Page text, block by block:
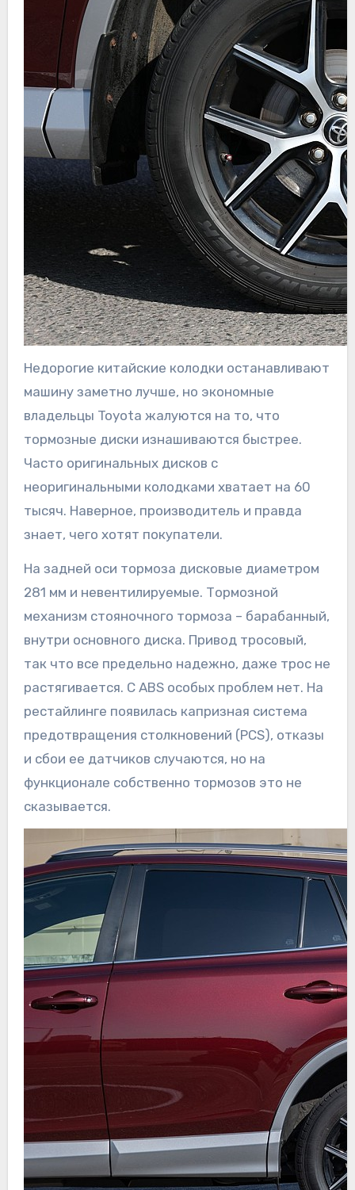
Недорогие китайские колодки останавливают
машину заметно лучше, но экономные
владельцы Toyota жалуются на то, что
тормозные диски изнашиваются быстрее.
Часто оригинальных дисков с
неоригинальными колодками хватает на 60
тысяч. Наверное, производитель и правда
знает, чего хотят покупатели.
На задней оси тормоза дисковые диаметром
281 мм и невентилируемые. Тормозной
механизм стояночного тормоза – барабанный,
внутри основного диска. Привод тросовый,
так что все предельно надежно, даже трос не
растягивается. C ABS особых проблем нет. На
рестайлинге появилась капризная система
предотвращения столкновений (PCS), отказы
и сбои ее датчиков случаются, но на
функционале собственно тормозов это не
сказывается.